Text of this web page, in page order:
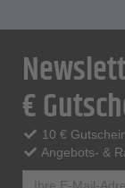
€
10 €
Angebots- &